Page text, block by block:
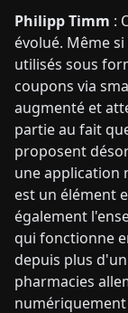
Philipp Timm :
évolué. Même
utilisés sous
coupons via
augmenté et
partie au fait
proposent
une application
est un élément
également
qui fonctionne
depuis plus
pharmacies